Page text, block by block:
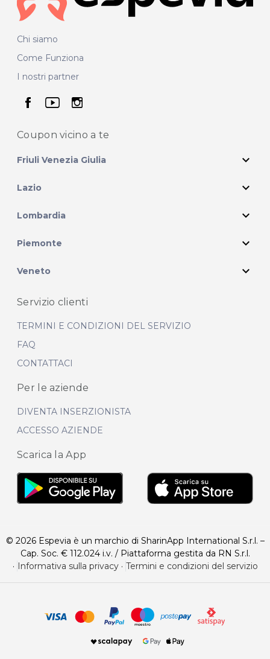
Chi siamo
Come Funziona
I nostri partner
seguici su facebook
seguici su youtube
seguici su instagram
Coupon vicino a te
Friuli Venezia Giulia expand_more
Lazio expand_more
Lombardia expand_more
Piemonte expand_more
Veneto expand_more
Servizio clienti
TERMINI E CONDIZIONI DEL SERVIZIO
FAQ
CONTATTACI
Per le aziende
DIVENTA INSERZIONISTA
ACCESSO AZIENDE
Scarica la App
© 2026 Espevia è un marchio di SharinApp International S.r.l. –
Cap. Soc. € 112.024 i.v. / Piattaforma gestita da RN S.r.l.
· Informativa sulla privacy· Termini e condizioni del servizio